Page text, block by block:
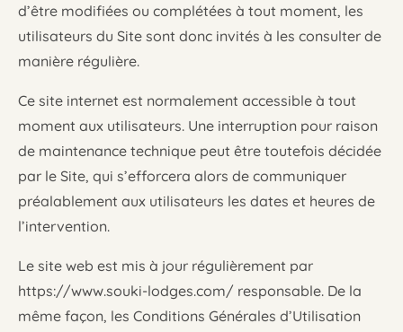
d’être modifiées ou complétées à tout moment, les
utilisateurs du Site sont donc invités à les consulter de
manière régulière.
Ce site internet est normalement accessible à tout
moment aux utilisateurs. Une interruption pour raison
de maintenance technique peut être toutefois décidée
par le Site, qui s’efforcera alors de communiquer
préalablement aux utilisateurs les dates et heures de
l’intervention.
Le site web est mis à jour régulièrement par
https://www.souki-lodges.com/ responsable. De la
même façon, les Conditions Générales d’Utilisation